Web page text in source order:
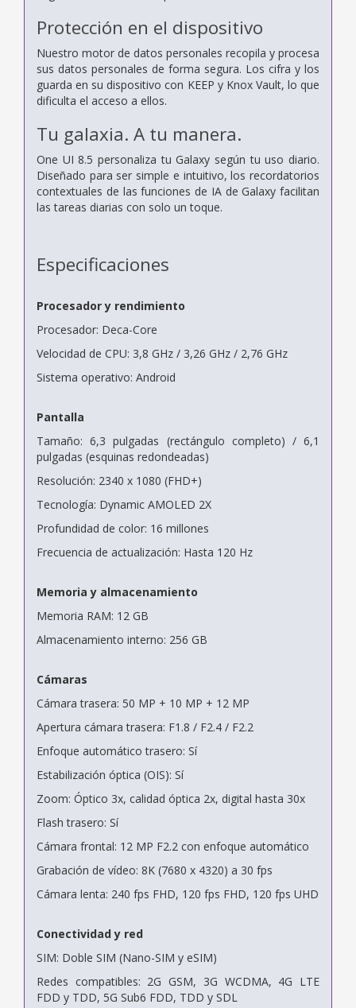
Protección en el dispositivo
Nuestro motor de datos personales recopila y procesa
sus datos personales de forma segura. Los cifra y los
guarda en su dispositivo con KEEP y Knox Vault, lo que
dificulta el acceso a ellos.
Tu galaxia. A tu manera.
One UI 8.5 personaliza tu Galaxy según tu uso diario.
Diseñado para ser simple e intuitivo, los recordatorios
contextuales de las funciones de IA de Galaxy facilitan
las tareas diarias con solo un toque.
Especificaciones
Procesador y rendimiento
Procesador: Deca-Core
Velocidad de CPU: 3,8 GHz / 3,26 GHz / 2,76 GHz
Sistema operativo: Android
Pantalla
Tamaño: 6,3 pulgadas (rectángulo completo) / 6,1
pulgadas (esquinas redondeadas)
Resolución: 2340 x 1080 (FHD+)
Tecnología: Dynamic AMOLED 2X
Profundidad de color: 16 millones
Frecuencia de actualización: Hasta 120 Hz
Memoria y almacenamiento
Memoria RAM: 12 GB
Almacenamiento interno: 256 GB
Cámaras
Cámara trasera: 50 MP + 10 MP + 12 MP
Apertura cámara trasera: F1.8 / F2.4 / F2.2
Enfoque automático trasero: Sí
Estabilización óptica (OIS): Sí
Zoom: Óptico 3x, calidad óptica 2x, digital hasta 30x
Flash trasero: Sí
Cámara frontal: 12 MP F2.2 con enfoque automático
Grabación de vídeo: 8K (7680 x 4320) a 30 fps
Cámara lenta: 240 fps FHD, 120 fps FHD, 120 fps UHD
Conectividad y red
SIM: Doble SIM (Nano-SIM y eSIM)
Redes compatibles: 2G GSM, 3G WCDMA, 4G LTE
FDD y TDD, 5G Sub6 FDD, TDD y SDL